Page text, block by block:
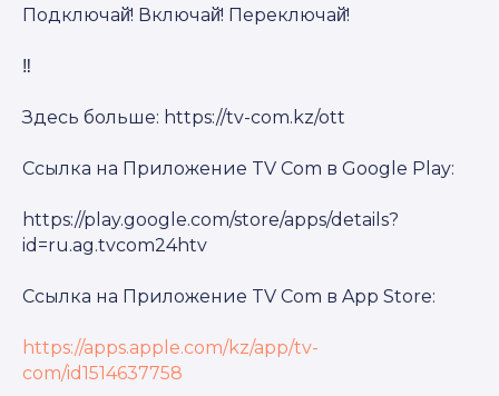
Подключай̆! Включай̆! Переключай̆!
‼️
Здесь больше: https://tv-com.kz/ott
Ссылка на Приложение TV Com в Google Play:
https://play.google.com/store/apps/details?
id=ru.ag.tvcom24htv
Ссылка на Приложение TV Com в App Store:
https://apps.apple.com/kz/app/tv-
com/id1514637758